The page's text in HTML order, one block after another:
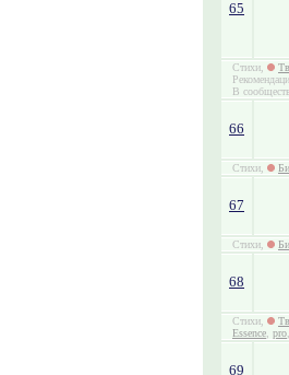
65
Стихи,
В
66
Стихи,
67
Стихи,
68
Стихи,
Essence pro
69